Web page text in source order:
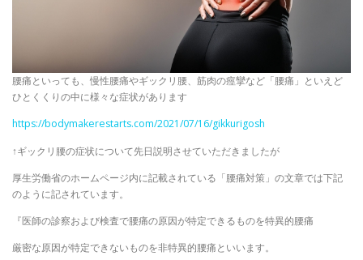
腰痛といっても、慢性腰痛やギックリ腰、筋肉の痙攣など「腰痛」といえど
ひとくくりの中に様々な症状があります
https://bodymakerestarts.com/2021/07/16/gikkurigosh
↑ギックリ腰の症状について先日説明させていただきましたが
厚生労働省のホームページ内に記載されている「腰痛対策」の文章では下記
のように記されています。
『医師の診察および検査で腰痛の原因が特定できるものを特異的腰痛
厳密な原因が特定できないものを非特異的腰痛といいます。